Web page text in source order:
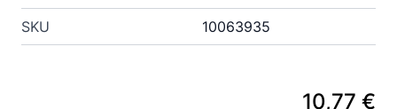
SKU 10063935
10,77 €